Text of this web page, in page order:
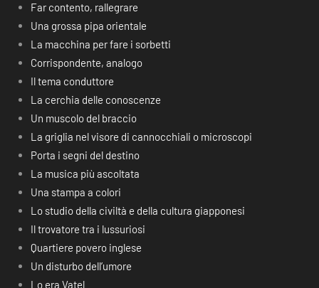
Far contento, rallegrare
Una grossa pipa orientale
La macchina per fare i sorbetti
Corrispondente, analogo
Il tema conduttore
La cerchia delle conoscenze
Un muscolo del braccio
La griglia nel visore di cannocchiali o microscopi
Porta i segni del destino
La musica più ascoltata
Una stampa a colori
Lo studio della civiltà e della cultura giapponesi
Il trovatore tra i lussuriosi
Quartiere povero inglese
Un disturbo dell’umore
Lo era Vatel